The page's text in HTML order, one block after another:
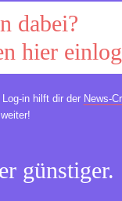
dabei?
hier
in hilft dir der News-
weiter!
günstiger.